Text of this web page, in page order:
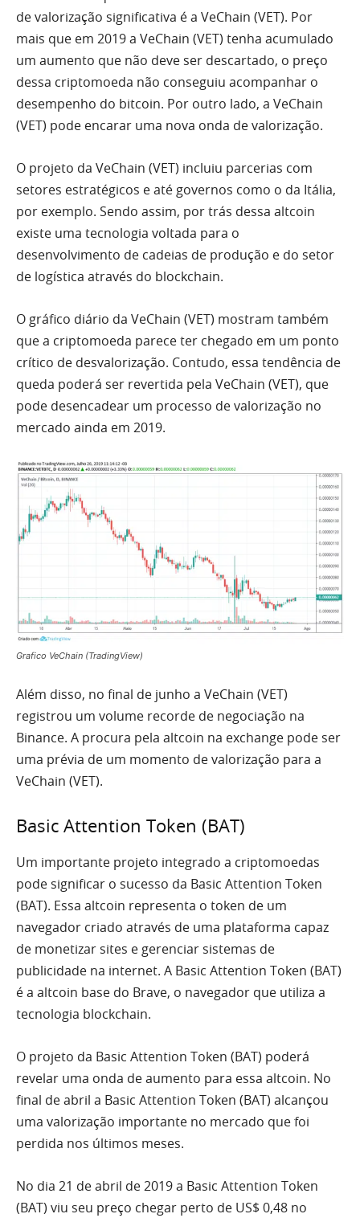
de valorização significativa é a VeChain (VET). Por
mais que em 2019 a VeChain (VET) tenha acumulado
um aumento que não deve ser descartado, o preço
dessa criptomoeda não conseguiu acompanhar o
desempenho do bitcoin. Por outro lado, a VeChain
(VET) pode encarar uma nova onda de valorização.
O projeto da VeChain (VET) incluiu parcerias com
setores estratégicos e até governos como o da Itália,
por exemplo. Sendo assim, por trás dessa altcoin
existe uma tecnologia voltada para o
desenvolvimento de cadeias de produção e do setor
de logística através do blockchain.
O gráfico diário da VeChain (VET) mostram também
que a criptomoeda parece ter chegado em um ponto
crítico de desvalorização. Contudo, essa tendência de
queda poderá ser revertida pela VeChain (VET), que
pode desencadear um processo de valorização no
mercado ainda em 2019.
Grafico VeChain (TradingView)
Além disso, no final de junho a VeChain (VET)
registrou um volume recorde de negociação na
Binance. A procura pela altcoin na exchange pode ser
uma prévia de um momento de valorização para a
VeChain (VET).
Basic Attention Token (BAT)
Um importante projeto integrado a criptomoedas
pode significar o sucesso da Basic Attention Token
(BAT). Essa altcoin representa o token de um
navegador criado através de uma plataforma capaz
de monetizar sites e gerenciar sistemas de
publicidade na internet. A Basic Attention Token (BAT)
é a altcoin base do Brave, o navegador que utiliza a
tecnologia blockchain.
O projeto da Basic Attention Token (BAT) poderá
revelar uma onda de aumento para essa altcoin. No
final de abril a Basic Attention Token (BAT) alcançou
uma valorização importante no mercado que foi
perdida nos últimos meses.
No dia 21 de abril de 2019 a Basic Attention Token
(BAT) viu seu preço chegar perto de US$ 0,48 no